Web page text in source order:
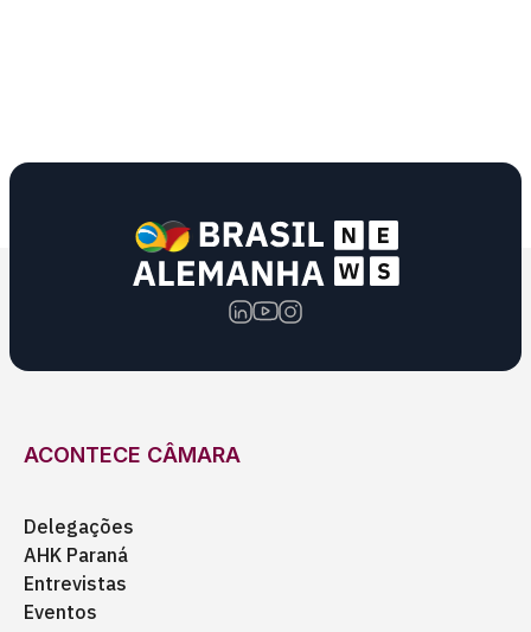
ACONTECE CÂMARA
Delegações
AHK Paraná
Entrevistas
Eventos